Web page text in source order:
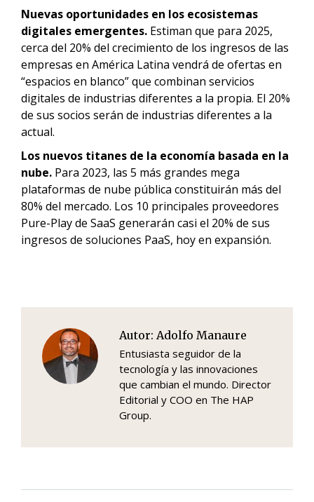
Nuevas oportunidades en los ecosistemas
digitales emergentes. Estiman que para 2025,
cerca del 20% del crecimiento de los ingresos de las
empresas en América Latina vendrá de ofertas en
“espacios en blanco” que combinan servicios
digitales de industrias diferentes a la propia. El 20%
de sus socios serán de industrias diferentes a la
actual.
Los nuevos titanes de la economía basada en la
nube. Para 2023, las 5 más grandes mega
plataformas de nube pública constituirán más del
80% del mercado. Los 10 principales proveedores
Pure-Play de SaaS generarán casi el 20% de sus
ingresos de soluciones PaaS, hoy en expansión.
Autor: Adolfo Manaure
Entusiasta seguidor de la
tecnología y las innovaciones
que cambian el mundo. Director
Editorial y COO en The HAP
Group.